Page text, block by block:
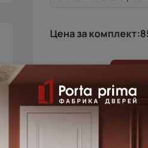
Цена за комплект: